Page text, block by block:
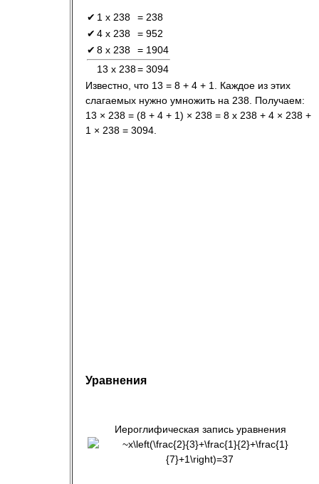
✔ 1 х 238
= 238
✔ 4 х 238
= 952
✔ 8 х 238
= 1904
13 х 238= 3094
Известно, что 13 = 8 + 4 + 1. Каждое из этих
слагаемых нужно умножить на 238. Получаем:
13 × 238 = (8 + 4 + 1) × 238 = 8 x 238 + 4 × 238 +
1 × 238 = 3094.
Уравнения
Иероглифическая запись уравнения